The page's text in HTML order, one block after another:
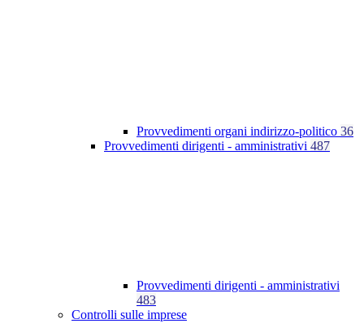
Provvedimenti organi indirizzo-politico 36
Provvedimenti dirigenti - amministrativi 487
Provvedimenti dirigenti - amministrativi
483
Controlli sulle imprese